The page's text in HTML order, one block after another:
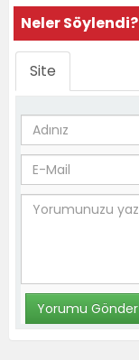
Neler Söylendi?
Site